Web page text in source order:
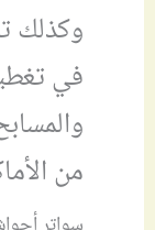
وكذلك
في
من